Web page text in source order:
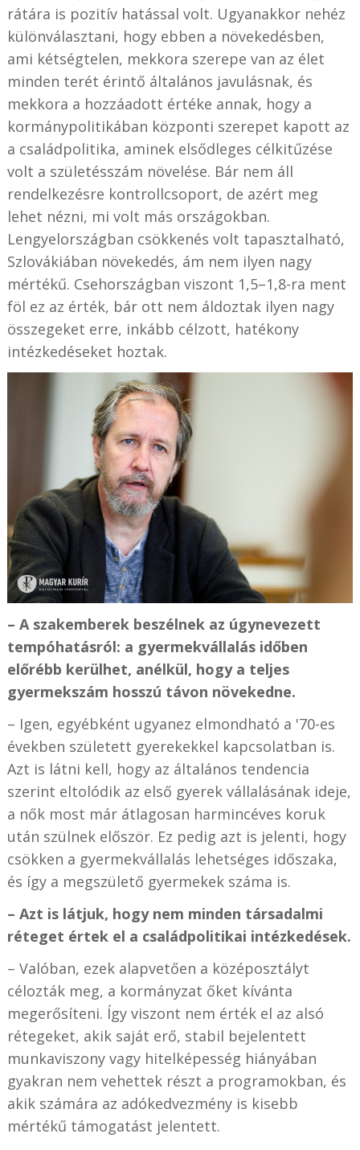
rátára is pozitív hatással volt. Ugyanakkor nehéz
különválasztani, hogy ebben a növekedésben,
ami kétségtelen, mekkora szerepe van az élet
minden terét érintő általános javulásnak, és
mekkora a hozzáadott értéke annak, hogy a
kormánypolitikában központi szerepet kapott az
a családpolitika, aminek elsődleges célkitűzése
volt a születésszám növelése. Bár nem áll
rendelkezésre kontrollcsoport, de azért meg
lehet nézni, mi volt más országokban.
Lengyelországban csökkenés volt tapasztalható,
Szlovákiában növekedés, ám nem ilyen nagy
mértékű. Csehországban viszont 1,5–1,8-ra ment
föl ez az érték, bár ott nem áldoztak ilyen nagy
összegeket erre, inkább célzott, hatékony
intézkedéseket hoztak.
– A szakemberek beszélnek az úgynevezett
tempóhatásról: a gyermekvállalás időben
előrébb kerülhet, anélkül, hogy a teljes
gyermekszám hosszú távon növekedne.
– Igen, egyébként ugyanez elmondható a '70-es
években született gyerekekkel kapcsolatban is.
Azt is látni kell, hogy az általános tendencia
szerint eltolódik az első gyerek vállalásának ideje,
a nők most már átlagosan harmincéves koruk
után szülnek először. Ez pedig azt is jelenti, hogy
csökken a gyermekvállalás lehetséges időszaka,
és így a megszülető gyermekek száma is.
– Azt is látjuk, hogy nem minden társadalmi
réteget értek el a családpolitikai intézkedések.
– Valóban, ezek alapvetően a középosztályt
célozták meg, a kormányzat őket kívánta
megerősíteni. Így viszont nem érték el az alsó
rétegeket, akik saját erő, stabil bejelentett
munkaviszony vagy hitelképesség hiányában
gyakran nem vehettek részt a programokban, és
akik számára az adókedvezmény is kisebb
mértékű támogatást jelentett.